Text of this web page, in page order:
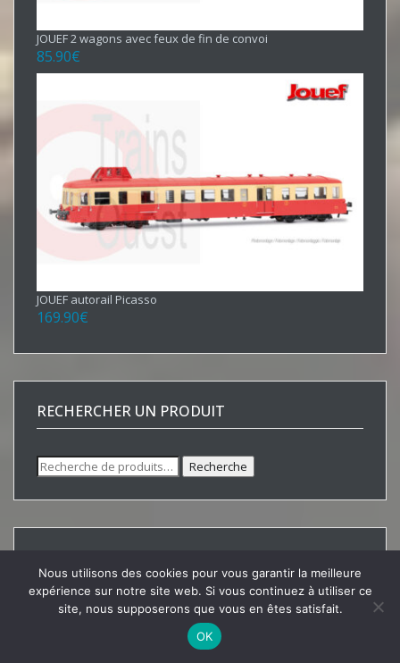
JOUEF 2 wagons avec feux de fin de convoi
85.90€
JOUEF autorail Picasso
169.90€
RECHERCHER UN PRODUIT
Recherche
pour :
Recherche
Nous utilisons des cookies pour vous garantir la meilleure
expérience sur notre site web. Si vous continuez à utiliser ce
site, nous supposerons que vous en êtes satisfait.
OK